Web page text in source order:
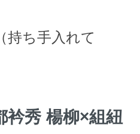
ち手入れて
衿秀 楊柳×組紐